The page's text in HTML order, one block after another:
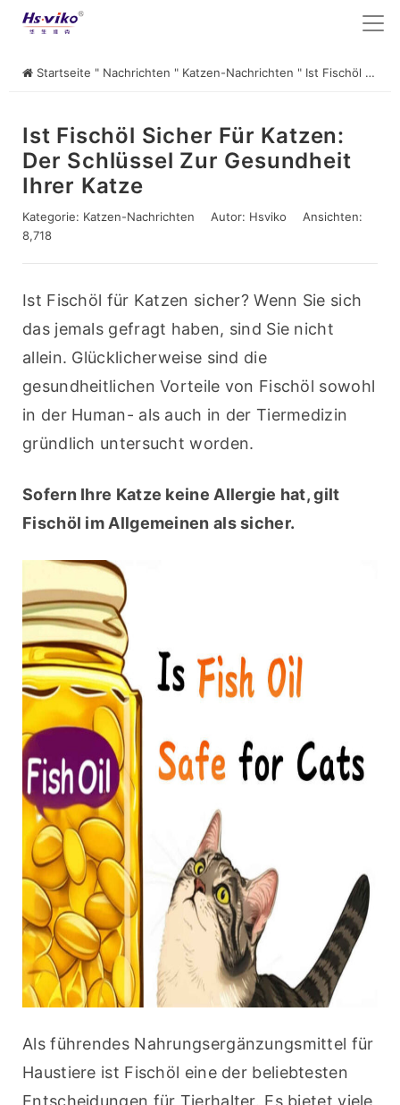
Startseite " Nachrichten " Katzen-Nachrichten " Ist Fischöl sicher für Katzen: Der Schlüssel zur Gesundheit Ihrer Katze
Ist Fischöl Sicher Für Katzen:
Der Schlüssel Zur Gesundheit
Ihrer Katze
Kategorie: Katzen-Nachrichten Autor: Hsviko
Ansichten:
8,718
Ist Fischöl für Katzen sicher? Wenn Sie sich
das jemals gefragt haben, sind Sie nicht
allein. Glücklicherweise sind die
gesundheitlichen Vorteile von Fischöl sowohl
in der Human- als auch in der Tiermedizin
gründlich untersucht worden.
Sofern Ihre Katze keine Allergie hat, gilt
Fischöl im Allgemeinen als sicher.
Als führendes Nahrungsergänzungsmittel für
Haustiere ist Fischöl eine der beliebtesten
Entscheidungen für Tierhalter. Es bietet viele